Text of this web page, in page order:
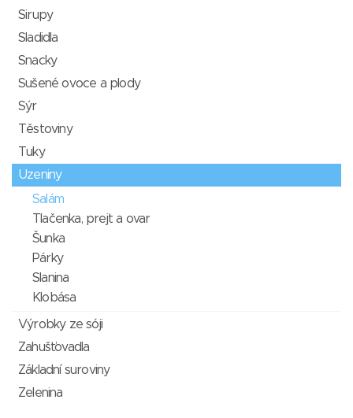
Sirupy
Sladidla
Snacky
Sušené ovoce a plody
Sýr
Těstoviny
Tuky
Uzeniny
Salám
Tlačenka, prejt a ovar
Šunka
Párky
Slanina
Klobása
Výrobky ze sóji
Zahušťovadla
Základní suroviny
Zelenina